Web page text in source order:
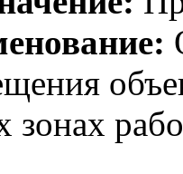
зонах